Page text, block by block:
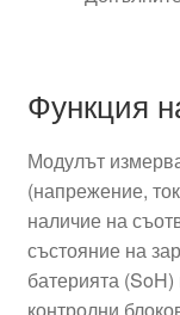
Функция
Модулът
(напрежение,
наличие на
състояние на
батерията